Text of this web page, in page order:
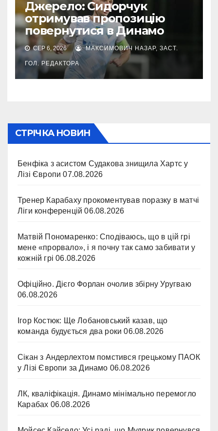
Джерело: Сидорчук
отримував пропозицію
повернутися в Динамо
СЕР 6, 2026 МАКСИМОВИЧ НАЗАР, ЗАСТ.
ГОЛ. РЕДАКТОРА
СТРІЧКА НОВИН
Бенфіка з асистом Судакова знищила Хартс у
Лізі Європи 07.08.2026
Тренер Карабаху прокоментував поразку в матчі
Ліги конференцій 06.08.2026
Матвій Пономаренко: Сподіваюсь, що в цій грі
мене «прорвало», і я почну так само забивати у
кожній грі 06.08.2026
Офіційно. Дієго Форлан очолив збірну Уругваю
06.08.2026
Ігор Костюк: Ще Лобановський казав, що
команда будується два роки 06.08.2026
Сікан з Андерлехтом помстився грецькому ПАОК
у Лізі Європи за Динамо 06.08.2026
ЛК, кваліфікація. Динамо мінімально перемогло
Карабах 06.08.2026